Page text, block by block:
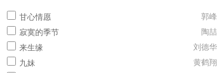
甘心情愿
郭峰
寂寞的季节
陶喆
来生缘
刘德华
九妹
黄鹤翔